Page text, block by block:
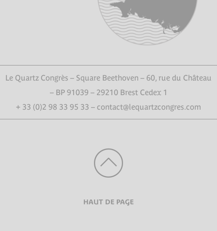
Le Quartz Congrès – Square Beethoven – 60, rue du Château
– BP 91039 – 29210 Brest Cedex 1
+ 33 (0)2 98 33 95 33 – contact@lequartzcongres.com
HAUT DE PAGE